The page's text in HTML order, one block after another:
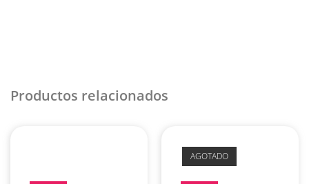
Productos relacionados
AGOTADO